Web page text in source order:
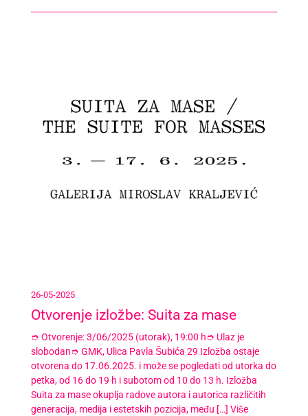
26-05-2025
Otvorenje izložbe: Suita za mase
➮ Otvorenje: 3/06/2025 (utorak), 19:00 h➮ Ulaz je
slobodan➮ GMK, Ulica Pavla Šubića 29 Izložba ostaje
otvorena do 17.06.2025. i može se pogledati od utorka do
petka, od 16 do 19 h i subotom od 10 do 13 h. Izložba
Suita za mase okuplja radove autora i autorica različitih
generacija, medija i estetskih pozicija, među […] Više